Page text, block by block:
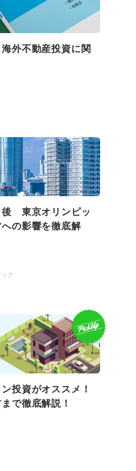
外不動産投資に関
後 東京オリンピッ
の影響を徹底解
ク
投資がオススメ！
で徹底解説！